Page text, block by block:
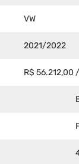
VW
2021/2022
R$ 56.212,00